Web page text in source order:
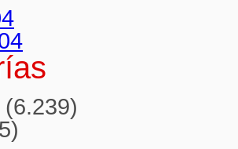
(6.239)